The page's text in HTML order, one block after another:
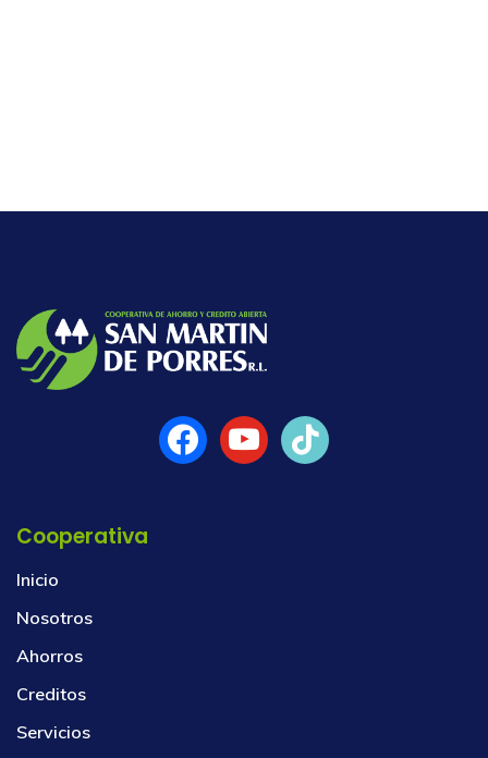
Cooperativa
Inicio
Nosotros
Ahorros
Creditos
Servicios